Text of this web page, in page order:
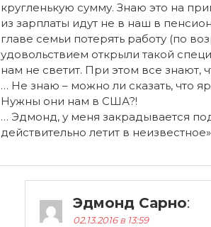
кругленькую сумму. Знаю это на
из зарплаты идут не в наш в
главе семьи потерять работу (по
удовольствием открыли такой
нам не светит. При этом все
… Не знаю – можно ли сказать, что
Нужны они нам в США?!
… Эдмонд, у меня закрадывается
действительно летит в
Эдмонд Сарно:
02.13.2016 в 13:59